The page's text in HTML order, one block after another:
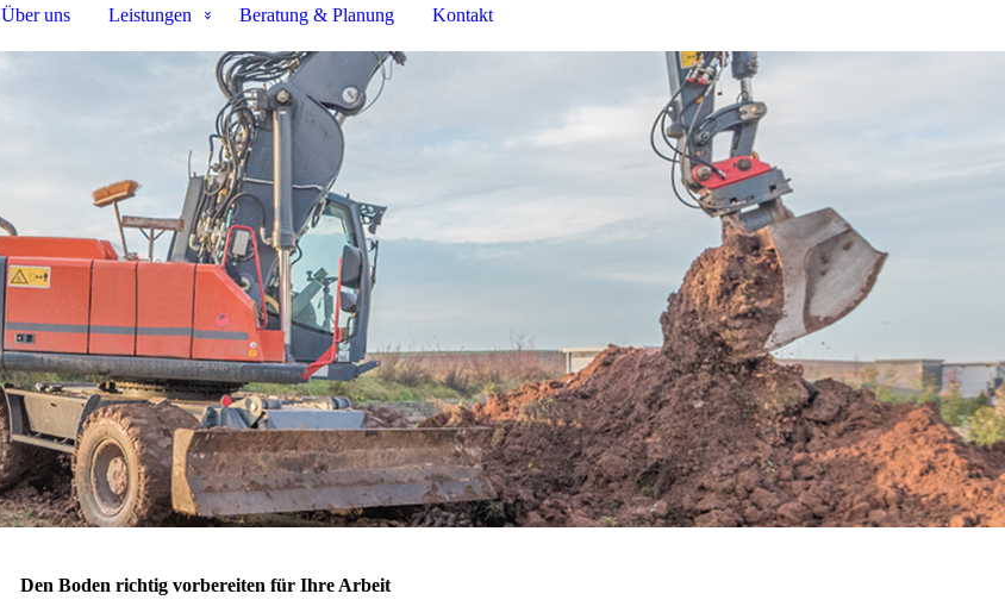
Über uns Leistungen Beratung & Planung Kontakt
Den Boden richtig vorbereiten für Ihre Arbeit